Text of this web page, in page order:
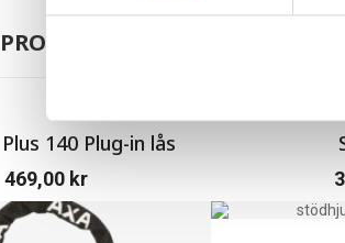
140 Plug-in lås
469,00 kr